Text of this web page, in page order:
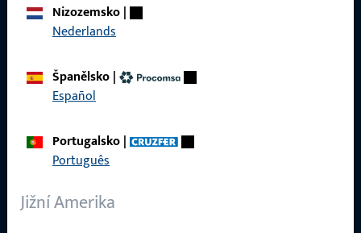
Nizozemsko|
Nederlands
Španělsko|
Español
Portugalsko|
Português
Jižní Amerika
Produkty